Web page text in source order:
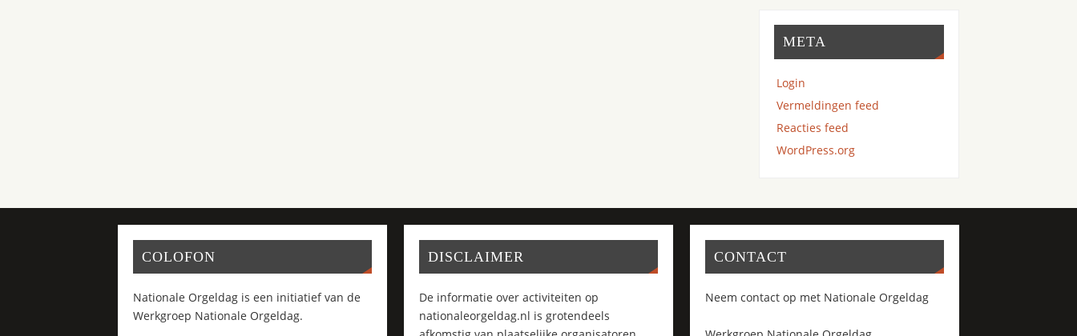
META
Login
Vermeldingen feed
Reacties feed
WordPress.org
COLOFON
Nationale Orgeldag is een initiatief van de
Werkgroep Nationale Orgeldag.
DISCLAIMER
De informatie over activiteiten op
nationaleorgeldag.nl is grotendeels
CONTACT
Neem contact op met Nationale Orgeldag